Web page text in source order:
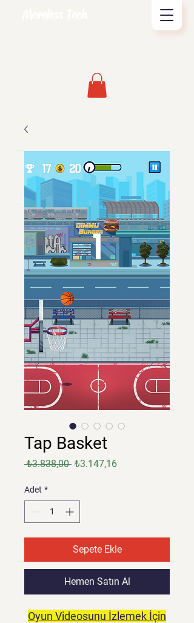
Tap Basket
₺3.838,00 Normal
₺3.147,16İndirimli
Adet *
Sepete Ekle
Hemen Satın Al
Oyun Videosunu İzlemek İçin